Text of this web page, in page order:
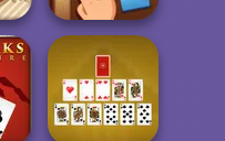
Unblock It